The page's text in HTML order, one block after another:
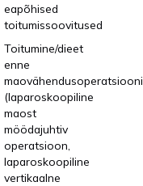
eapõhised
toitumissoovitused
Toitumine/dieet
enne
maovähendusoperatsiooni
(laparoskoopiline
maost
möödajuhtiv
operatsioon,
laparoskoopiline
vertikaalne